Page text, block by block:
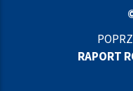
RAPORT